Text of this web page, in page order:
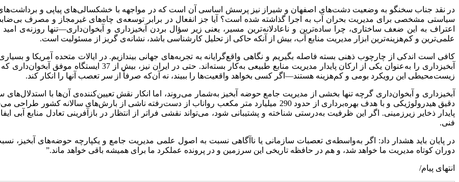
در نقد جناب سخنگو به وضعیت دشت‌های اصفهان و شیراز نیز پرسش اساسی آن است که در مواجهه با خشکسالی‌های پیاپی و
سیاستی مشخصی برای مدیریت بحران آب به اجرا گذاشته شده است؟ آیا جز انفعال در برابر توسعه‌ی چاه‌های غیرمجاز و مصرف
اعتراف به این ضعف ساختاری، چرا ساده‌ترین و ناعادلانه‌ترین مسیر، یعنی زیر سؤال بردن آبخیزداری و آبخوان‌داری—تنها روزنه‌ی
علمی‌ترین و کم‌هزینه‌ترین ابزار مدیریت منابع آب، بیش از آنکه حاکی از تحلیل کارشناسی باشد، نشانه‌ی گریز از مسئولیت است.
کافی‌ است اندکی از چارچوب ذهنی بسته فاصله بگیریم و نگاهی واقع‌گرایانه به تجربه‌های جهانی بیندازیم. در ایالات متحده آمریکا و
آبخیزداری را به‌عنوان یکی از ارکان پایدار مدیریت منابع
زیست‌محیطی این رویکرد بومی و کم‌هزینه هستند—اگر کسی بخواهد واقعیت‌ها را ببیند، نه آن‌که صرفاً از سر تعصب آنها را انکار کند.
آبخیزداری و آبخوان‌داری گرچه تنها بخشی از مدیریت جامع حوضه آبخیز به‌شمار می‌روند، اما انکار نقش تعیین‌کننده‌ی آن‌ها با استدلال‌های
دقیق هیدرولوژیکی و با هدف بهره‌برداری از حدود 290 میلیارد متر مکعب رواناب از دست‌رفته ناشی از
پایدار ذخایر زیرزمینی. اگر این ظرفیت به‌درستی شناخته و پشتیبانی شود، می‌تواند نقشی فراتر از انتظار در بازآفرینی تعادل منابع آبی
فنی.
در پایان باید هشدار داد: اگر به‌واسطه‌ی تعصبات سازمانی یا ناآگاهی نسبت به اصول علمی مدیریت جامع و یکپارچه حوضه‌های آبخیز،
دوران کوتاه مدیریت ما خواهد شد، و هم در حافظه تاریخی این سرزمین و در پرونده عملکرد ما برای همیشه باقی خواهد ماند.”
انتهای پیام/